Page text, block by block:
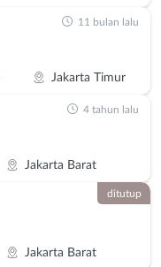
Jakarta Timur
11 bulan lalu
Jakarta Barat
4 tahun lalu
Jakarta Barat
ditutup